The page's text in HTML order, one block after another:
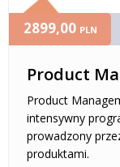
Product
Product
intensywny
prowadzony
produktami.
2899,00 PLN